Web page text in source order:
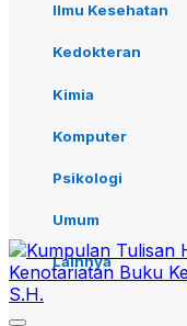
Ilmu Kesehatan
Kedokteran
Kimia
Komputer
Psikologi
Umum
Lainnya